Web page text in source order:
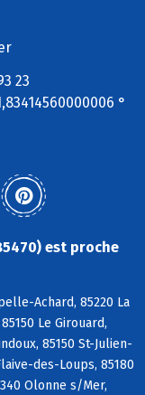
23
°
est proche
Achard, 85220 La
Le Girouard,
85150 St-Julien-
des-Loups, 85180
Olonne s/Mer,